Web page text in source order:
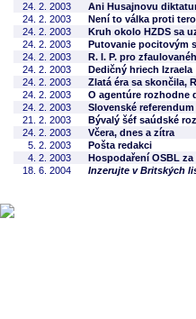
24. 2. 2003
Ani Husajnovu
24. 2. 2003
Není to válka proti
24. 2. 2003
Kruh okolo HZDS sa
24. 2. 2003
Putovanie pocitovým
24. 2. 2003
R. I. P. pro
24. 2. 2003
Dedičný hriech Izraela
24. 2. 2003
Zlatá éra sa skončila,
24. 2. 2003
O agentúre rozhodne
24. 2. 2003
Slovenské
21. 2. 2003
Bývalý šéf saúdské
24. 2. 2003
Včera, dnes a zítra
5. 2. 2003
Pošta redakci
4. 2. 2003
Hospodaření OSBL za
18. 6. 2004
Inzerujte v Britských